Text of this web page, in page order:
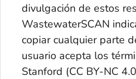
divulgación de estos
WastewaterSCAN
copiar cualquier parte
usuario acepta los
Stanford (CC BY-NC